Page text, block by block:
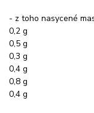
- z toho nasycené
0,2 g
0,5 g
0,3 g
0,4 g
0,8 g
0,4 g